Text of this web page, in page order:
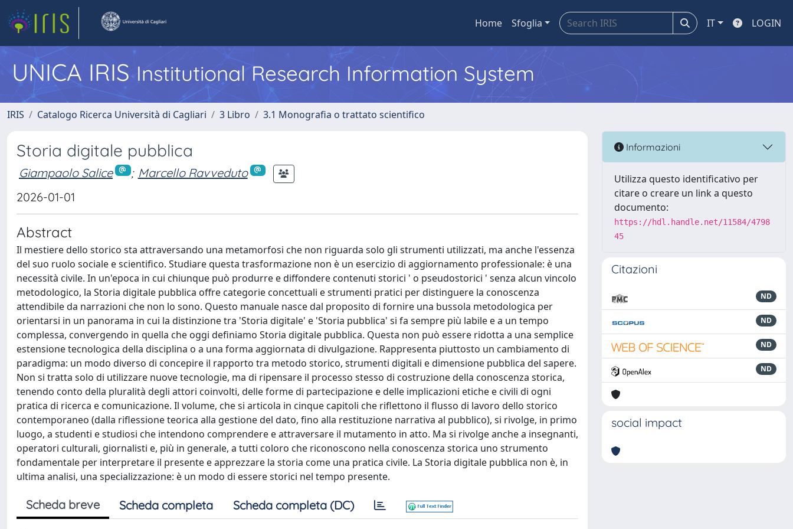
Home Sfoglia IT LOGIN
UNICA IRISInstitutional Research Information System
IRIS Catalogo Ricerca Università di Cagliari 3 Libro 3.1 Monografia o trattato scientifico
Storia digitale pubblica
Giampaolo Salice ; Marcello Ravveduto
2026-01-01
Abstract
Il mestiere dello storico sta attraversando una metamorfosi che non riguarda solo gli strumenti utilizzati, ma anche l'essenza
del suo ruolo sociale e scientifico. Studiare questa trasformazione non è un esercizio di aggiornamento professionale: è una
necessità civile. In un'epoca in cui chiunque può produrre e diffondere contenuti storici ' o pseudostorici ' senza alcun vincolo
metodologico, la Storia digitale pubblica offre categorie concettuali e strumenti pratici per distinguere la conoscenza
attendibile da narrazioni che non lo sono. Questo manuale nasce dal proposito di fornire una bussola metodologica per
orientarsi in un panorama in cui la distinzione tra 'Storia digitale' e 'Storia pubblica' si fa sempre più labile e a un tempo
complessa, convergendo in quella che oggi definiamo Storia digitale pubblica. Questa non può essere ridotta a una semplice
estensione tecnologica della disciplina o a una forma aggiornata di divulgazione. Rappresenta piuttosto un cambiamento di
paradigma: un modo diverso di concepire il rapporto tra metodo storico, strumenti digitali e dimensione pubblica del sapere.
Non si tratta solo di utilizzare nuove tecnologie, ma di ripensare il processo stesso di costruzione della conoscenza storica,
tenendo conto della pluralità degli attori coinvolti, delle forme di partecipazione e delle implicazioni etiche e civili di ogni
pratica di ricerca e comunicazione. Il volume, che si articola in cinque capitoli che riflettono il flusso di lavoro dello storico
contemporaneo (dalla riflessione teorica alla gestione del dato, fino alla restituzione narrativa al pubblico), si rivolge, in primo
luogo, a studenti e studiosi che intendono comprendere e attraversare il mutamento in atto. Ma si rivolge anche a insegnanti,
operatori culturali, giornalisti e, più in generale, a tutti coloro che riconoscono nella conoscenza storica uno strumento
fondamentale per interpretare il presente e apprezzare la storia come una pratica civile. La Storia digitale pubblica non è, in
ultima analisi, una specializzazione: è un modo di essere storici nel tempo presente.
Scheda breve Scheda completa Scheda completa (DC)
Informazioni
Utilizza questo identificativo per
citare o creare un link a questo
documento:
https://hdl.handle.net/11584/4798
45
Citazioni
ND
ND
ND
ND
social impact